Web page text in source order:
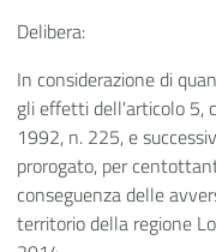
Delibera:
In considerazione di
gli effetti dell'articolo 5,
1992, n. 225, e
prorogato, per
conseguenza delle
territorio della regione